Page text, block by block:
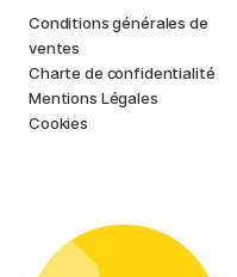
Conditions générales de
ventes
Charte de confidentialité
Mentions Légales
Cookies